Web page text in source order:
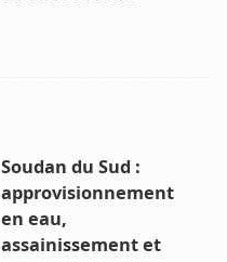
Soudan du Sud :
approvisionnement
en eau,
assainissement et